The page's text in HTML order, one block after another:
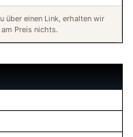
einen Link, erhalten wir
Preis nichts.